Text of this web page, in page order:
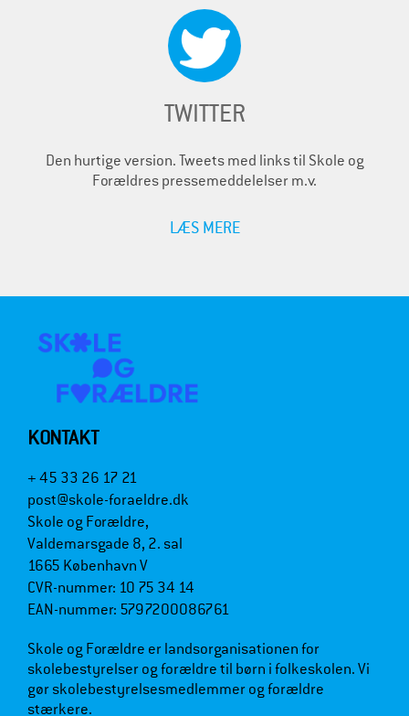
TWITTER
Den hurtige version. Tweets med links til Skole og
Forældres pressemeddelelser m.v.
LÆS MERE
KONTAKT
+ 45 33 26 17 21
post@skole-foraeldre.dk
Skole og Forældre,
Valdemarsgade 8, 2. sal
1665 København V
CVR-nummer: 10 75 34 14
EAN-nummer: 5797200086761
Skole og Forældre er landsorganisationen for
skolebestyrelser og forældre til børn i folkeskolen. Vi
gør skolebestyrelsesmedlemmer og forældre
stærkere.